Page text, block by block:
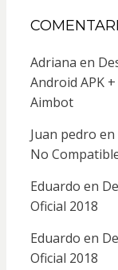
Adriana en
Android APK
Aimbot
Juan pedro en
No
Eduardo en
Oficial 2018
Eduardo en
Oficial 2018